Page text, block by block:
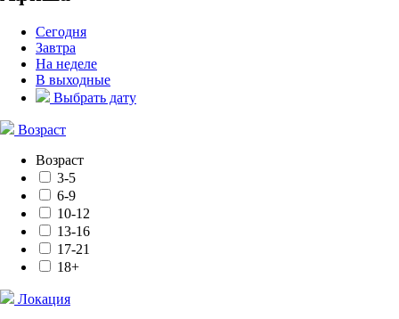
Сегодня
Завтра
На неделе
В выходные
Выбрать дату
Возраст
Возраст
3-5
6-9
10-12
13-16
17-21
18+
Локация